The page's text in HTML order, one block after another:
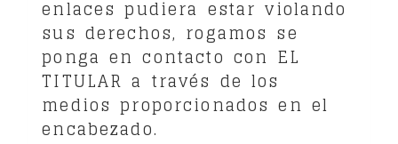
enlaces pudiera estar violando
sus derechos, rogamos se
ponga en contacto con EL
TITULAR a través de los
medios proporcionados en el
encabezado.